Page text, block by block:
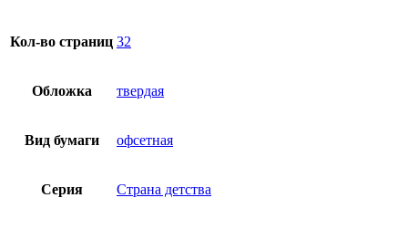
Кол-во страниц 32
Обложка твердая
Вид бумаги офсетная
Серия Страна детства